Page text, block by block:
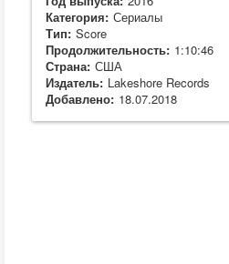
Категория: Сериалы
Тип: Score
Продолжительность: 1:10:46
Страна: США
Издатель: Lakeshore Records
Добавлено: 18.07.2018